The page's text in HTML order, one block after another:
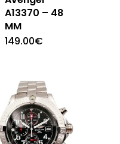
A13370 – 48
MM
149.00€